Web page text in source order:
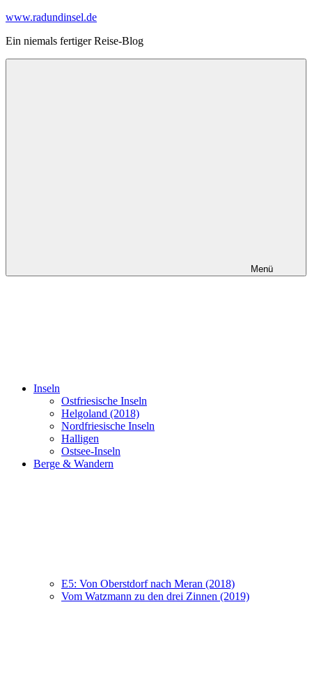
Zum
springen
www.radundinsel.de
Ein niemals fertiger Reise-Blog
Menü
Inseln
Ostfriesische Inseln
Helgoland (2018)
Nordfriesische Inseln
Halligen
Ostsee-Inseln
Berge & Wandern
E5: Von Oberstdorf nach Meran (2018)
Vom Watzmann zu den drei Zinnen (2019)